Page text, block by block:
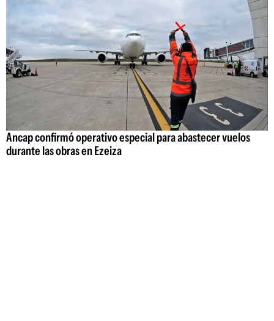
Ancap confirmó operativo especial para abastecer vuelos
durante las obras en Ezeiza